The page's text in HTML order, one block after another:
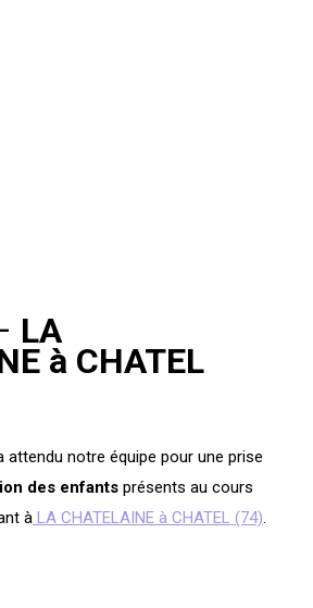
LA
à CHATEL
attendu notre équipe pour une prise
des enfants présents au cours
à LA CHATELAINE à CHATEL (74).